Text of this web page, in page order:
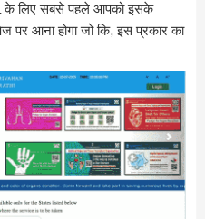
के लिए सबसे पहले आपको इसके
आना होगा जो कि, इस प्रकार का